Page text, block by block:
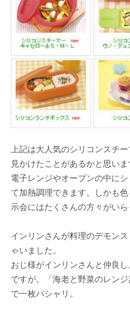
上記は大人気のシリコンスチ
見かけたことがあるかと思い
電子レンジやオーブンの中に
て加熱調理できます。しかも
示会にはたくさんの方々がいら
インリンさんが料理のデモン
ゃいました。
おじ様がインリンさんと仲良
ですが。「海老と野菜のレン
で一枚パシャリ。